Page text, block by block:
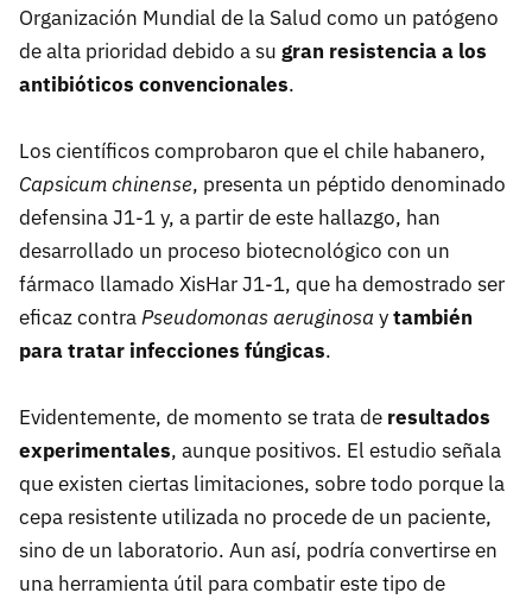
Organización Mundial de la Salud como un patógeno
de alta prioridad debido a su gran resistencia a los
antibióticos convencionales.
Los científicos comprobaron que el chile habanero,
Capsicum chinense, presenta un péptido denominado
defensina J1-1 y, a partir de este hallazgo, han
desarrollado un proceso biotecnológico con un
fármaco llamado XisHar J1-1, que ha demostrado ser
eficaz contraPseudomonas aeruginosa ytambién
para tratar infecciones fúngicas.
Evidentemente, de momento se trata de resultados
experimentales, aunque positivos. El estudio señala
que existen ciertas limitaciones, sobre todo porque la
cepa resistente utilizada no procede de un paciente,
sino de un laboratorio. Aun así, podría convertirse en
una herramienta útil para combatir este tipo de